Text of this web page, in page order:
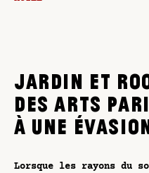
JARDIN ET
DES ARTS
À UNE
Lorsque les rayons du